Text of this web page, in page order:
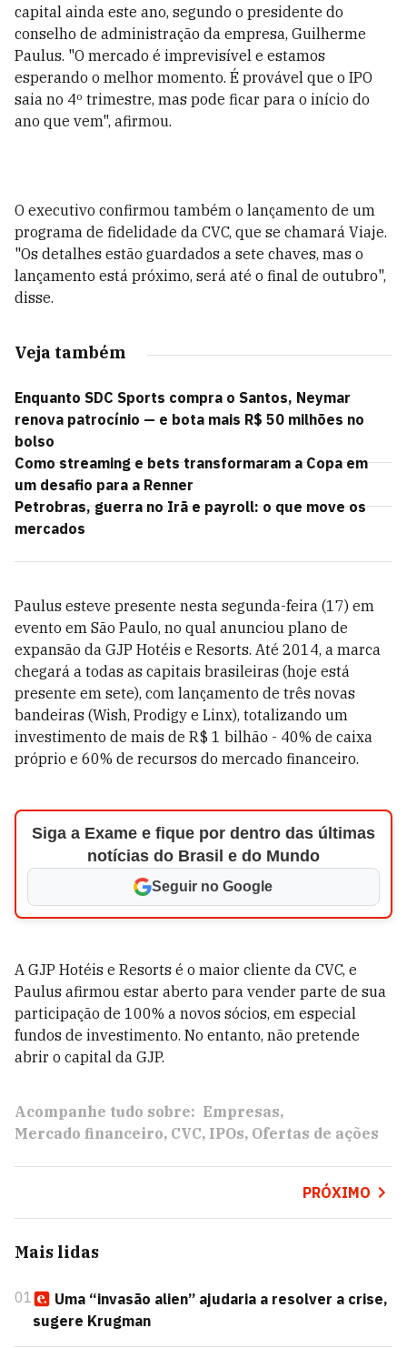
capital ainda este ano, segundo o presidente do
conselho de administração da empresa, Guilherme
Paulus. "O mercado é imprevisível e estamos
esperando o melhor momento. É provável que o IPO
saia no 4º trimestre, mas pode ficar para o início do
ano que vem", afirmou.
O executivo confirmou também o lançamento de um
programa de fidelidade da CVC, que se chamará Viaje.
"Os detalhes estão guardados a sete chaves, mas o
lançamento está próximo, será até o final de outubro",
disse.
Veja também
Enquanto SDC Sports compra o Santos, Neymar
renova patrocínio — e bota mais R$ 50 milhões no
bolso
Como streaming e bets transformaram a Copa em
um desafio para a Renner
Petrobras, guerra no Irã e payroll: o que move os
mercados
Paulus esteve presente nesta segunda-feira (17) em
evento em São Paulo, no qual anunciou plano de
expansão da GJP Hotéis e Resorts. Até 2014, a marca
chegará a todas as capitais brasileiras (hoje está
presente em sete), com lançamento de três novas
bandeiras (Wish, Prodigy e Linx), totalizando um
investimento de mais de R$ 1 bilhão - 40% de caixa
próprio e 60% de recursos do mercado financeiro.
Siga a Exame e fique por dentro das últimas
notícias do Brasil e do Mundo
Seguir no Google
A GJP Hotéis e Resorts é o maior cliente da CVC, e
Paulus afirmou estar aberto para vender parte de sua
participação de 100% a novos sócios, em especial
fundos de investimento. No entanto, não pretende
abrir o capital da GJP.
Acompanhe tudo sobre: Empresas
Mercado financeiro CVC IPOs Ofertas de ações
PRÓXIMO
Mais lidas
01
Uma “invasão alien” ajudaria a resolver a crise,
sugere Krugman